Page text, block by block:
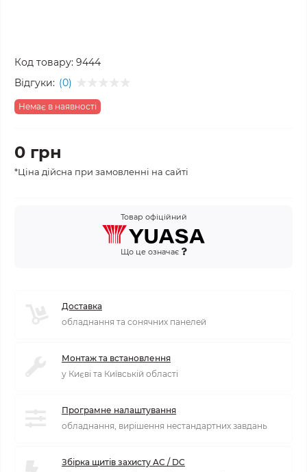
Код товару: 9444
Відгуки: (0)
Немає в наявності
0 грн
*Ціна дійсна при замовленні на сайті
Товар офіційний
Що це означає
Доставка
обладнання та сонячних панелей
Монтаж та встановлення
у Києві та Київській області
Програмне налаштування
обладнання, вирішення нестандартних завдань
Збірка щитів захисту AC / DC